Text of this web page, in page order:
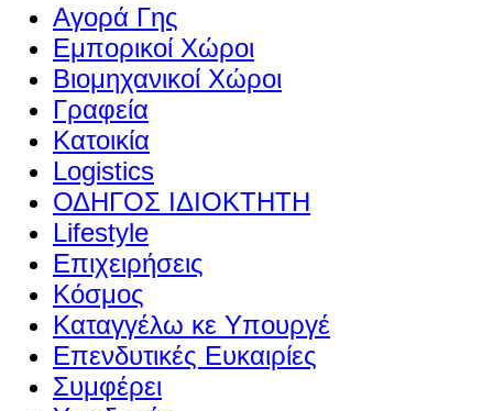
Αγορά Γης
Εμπορικοί Χώροι
Βιομηχανικοί Χώροι
Γραφεία
Κατοικία
Logistics
ΟΔΗΓΟΣ ΙΔΙΟΚΤΗΤΗ
Lifestyle
Επιχειρήσεις
Κόσμος
Καταγγέλω κε Υπουργέ
Επενδυτικές Ευκαιρίες
Συμφέρει